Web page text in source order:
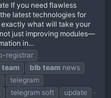
If you need flawless
latest technologies for
exactly what will take your
just improving modules—
in...
registrar
team blb team news
telegram
telegram soft
update